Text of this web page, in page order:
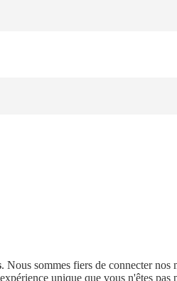
. Nous sommes fiers de connecter nos
unique que vous n'êtes pas